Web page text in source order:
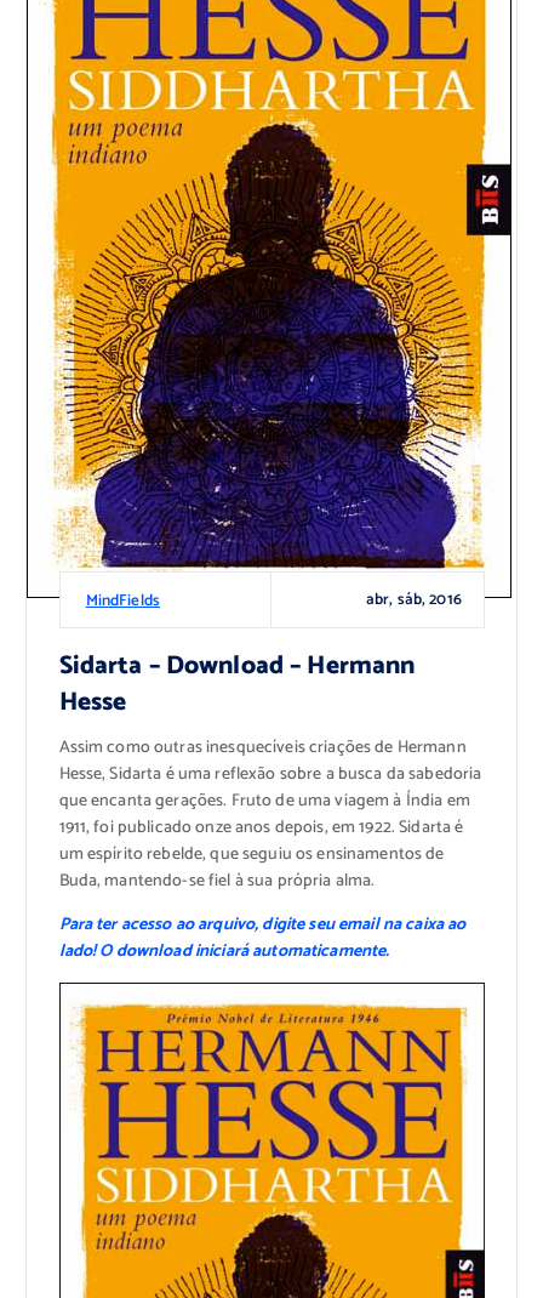
MindFields abr, sáb, 2016
Sidarta – Download – Hermann
Hesse
Assim como outras inesquecíveis criações de Hermann
Hesse, Sidarta é uma reflexão sobre a busca da sabedoria
que encanta gerações. Fruto de uma viagem à Índia em
1911, foi publicado onze anos depois, em 1922. Sidarta é
um espírito rebelde, que seguiu os ensinamentos de
Buda, mantendo-se fiel à sua própria alma.
Para ter acesso ao arquivo, digite seu email na caixa ao
lado! O download iniciará automaticamente.